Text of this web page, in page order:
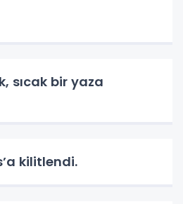
sıcak bir yaza
kilitlendi.